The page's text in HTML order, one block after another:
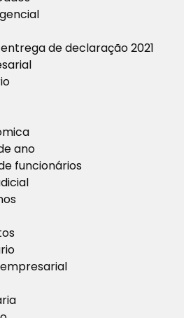
de declaração 2021
ano
funcionários